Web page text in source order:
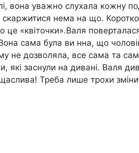
вона уважно слухала кожну
нема на що.
це «квіточки».Валя
Вона сама була ви нна, що
не дозволяла, все сама та
які заснули на дивані. Валя
Треба лише трохи